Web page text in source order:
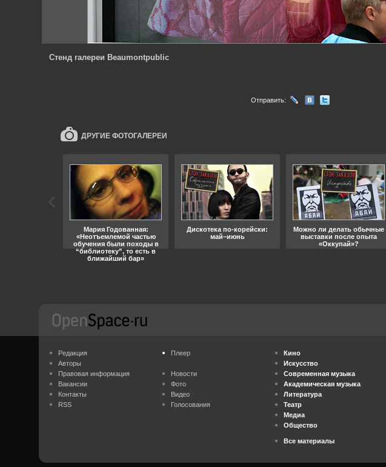
Cтенд галереи Beaumontpublic
Отправить:
ДРУГИЕ ФОТОГАЛЕРЕИ
Мария Годованная:
«Неотъемлемой частью
обучения были походы в
“библиотеку”, то есть в
ближайший бар»
Дискотека по-корейски:
май–июнь
Можно ли делать обычные
выставки после опыта
«Оккупай»?
Редакция
Авторы
Правовая информация
Вакансии
Контакты
RSS
Плеер
Новости
Фото
Видео
Голосования
Кино
Искусство
Современная музыка
Академическая музыка
Литература
Театр
Медиа
Общество
Все материалы